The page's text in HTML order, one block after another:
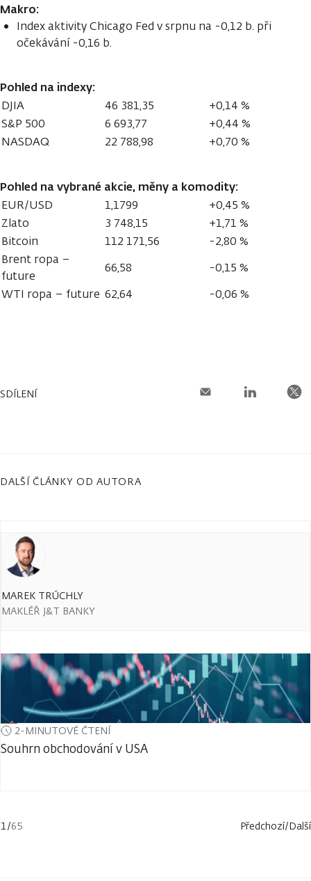
Makro:
Index aktivity Chicago Fed v srpnu na -0,12 b. při
očekávání -0,16 b.
Pohled na indexy:
DJIA 46 381,35
+0,14 %
S&P 500
6 693,77
+0,44 %
NASDAQ
22 788,98 +0,70 %
Pohled na vybrané akcie, měny a komodity:
EUR/USD 1,1799
+0,45 %
Zlato
3 748,15
+1,71 %
Bitcoin
112 171,56
-2,80 %
Brent ropa –
future
66,58
-0,15 %
WTI ropa – future 62,64 -0,06 %
SDÍLENÍ
DALŠÍ ČLÁNKY OD AUTORA
MAREK TRÚCHLY
MAKLÉŘ J&T BANKY
2-MINUTOVÉ ČTENÍ
Souhrn obchodování v USA
1/65 Předchozí/Další